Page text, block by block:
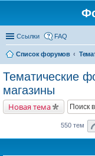
Ссылки FAQ
Список форумов
Тематические
магазины
Новая тема
550 тем